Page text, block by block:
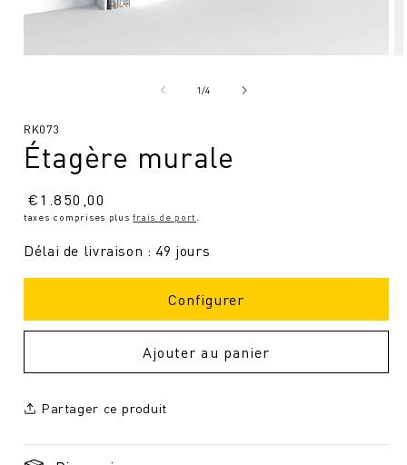
modal
1/de4
SKU
RK073
Étagère murale
Prix
normal
€1.850,00
taxes comprises plusfrais de port
Délai de livraison : 49 jours
Configurer
Ajouter au panier
Partager ce produit